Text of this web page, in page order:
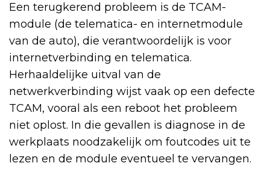
Een terugkerend probleem is de TCAM-
module (de telematica- en internetmodule
van de auto), die verantwoordelijk is voor
internetverbinding en telematica.
Herhaaldelijke uitval van de
netwerkverbinding wijst vaak op een defecte
TCAM, vooral als een reboot het probleem
niet oplost. In die gevallen is diagnose in de
werkplaats noodzakelijk om foutcodes uit te
lezen en de module eventueel te vervangen.